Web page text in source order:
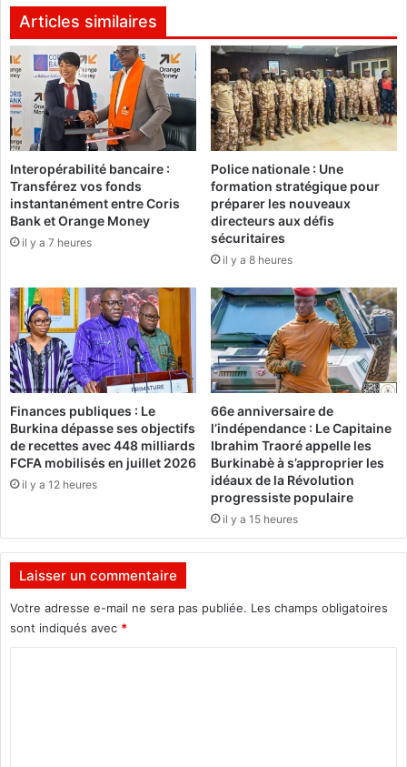
r
e
d
’
a
f
f
a
i
r
e
u
x
e
n
t
r
e
p
r
s
d
e
n
t
J
o
h
n
D
r
a
m
n
i
é
c
h
a
p
e
à
u
s
s
s
i
n
Articles similaires
Interopérabilité bancaire :
Transférez vos fonds
instantanément entre Coris
Bank et Orange Money
il y a 7 heures
Police nationale : Une
formation stratégique pour
préparer les nouveaux
directeurs aux défis
sécuritaires
il y a 8 heures
Finances publiques : Le
Burkina dépasse ses objectifs
de recettes avec 448 milliards
FCFA mobilisés en juillet 2026
il y a 12 heures
66e anniversaire de
l’indépendance : Le Capitaine
Ibrahim Traoré appelle les
Burkinabè à s’approprier les
idéaux de la Révolution
progressiste populaire
il y a 15 heures
Laisser un commentaire
Votre adresse e-mail ne sera pas publiée. Les champs obligatoires
sont indiqués avec *